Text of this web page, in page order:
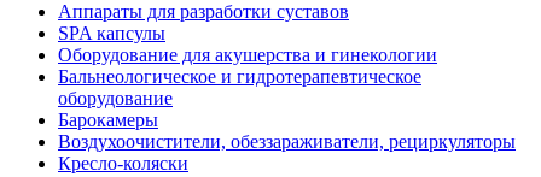
Аппараты для разработки суставов
SPA капсулы
Оборудование для акушерства и гинекологии
Бальнеологическое и гидротерапевтическое
оборудование
Барокамеры
Воздухоочистители, обеззараживатели, рециркуляторы
Кресло-коляски